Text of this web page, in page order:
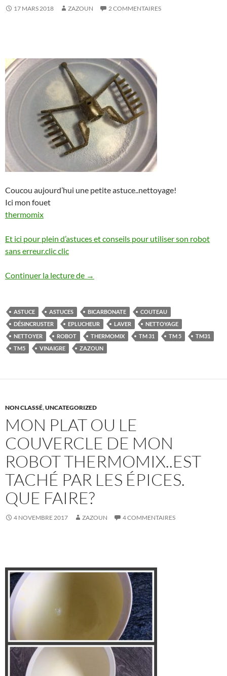
17 MARS 2018 ZAZOUN 2 COMMENTAIRES
Coucou aujourd’hui une petite astuce..nettoyage!
Ici mon fouet
thermomix
Et ici pour plein d’astuces et conseils pour utiliser son robot
sans erreur.clic clic
Continuer la lecture de Nettoyer désincruster son fouet ou
→
ASTUCE ASTUCES BICARBONATE
COUTEAU
DÉSINCRUSTER
EPLUCHEUR LAVER
NETTOYAGE
NETTOYER
ROBOT THERMOMIX TM 31 TM 5
TM31
TM5
VINAIGRE ZAZOUN
NON CLASSÉ,UNCATEGORIZED
MON PLAT OU LE
COUVERCLE DE MON
ROBOT THERMOMIX..EST
TACHÉ PAR LES ÉPICES.
QUE FAIRE?
4 NOVEMBRE 2017 ZAZOUN 4 COMMENTAIRES